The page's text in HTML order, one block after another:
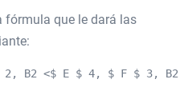
fórmula que le dará las
2, B2 <$ E $ 4, $ F $ 3,